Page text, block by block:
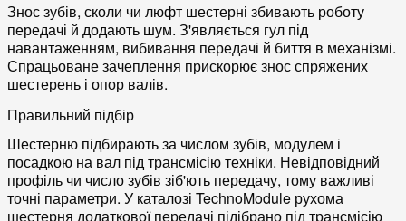
Знос зубів, сколи чи люфт шестерні збивають роботу
передачі й додають шум. З'являється гул під
навантаженням, вибивання передачі й биття в механізмі.
Спрацьоване зачеплення прискорює знос спряжених
шестерень і опор валів.
Правильний підбір
Шестерню підбирають за числом зубів, модулем і
посадкою на вал під трансмісію техніки. Невідповідний
профіль чи число зубів зіб'ють передачу, тому важливі
точні параметри. У каталозі TechnoModule рухома
шестерня додаткової передачі підібрано під трансмісію